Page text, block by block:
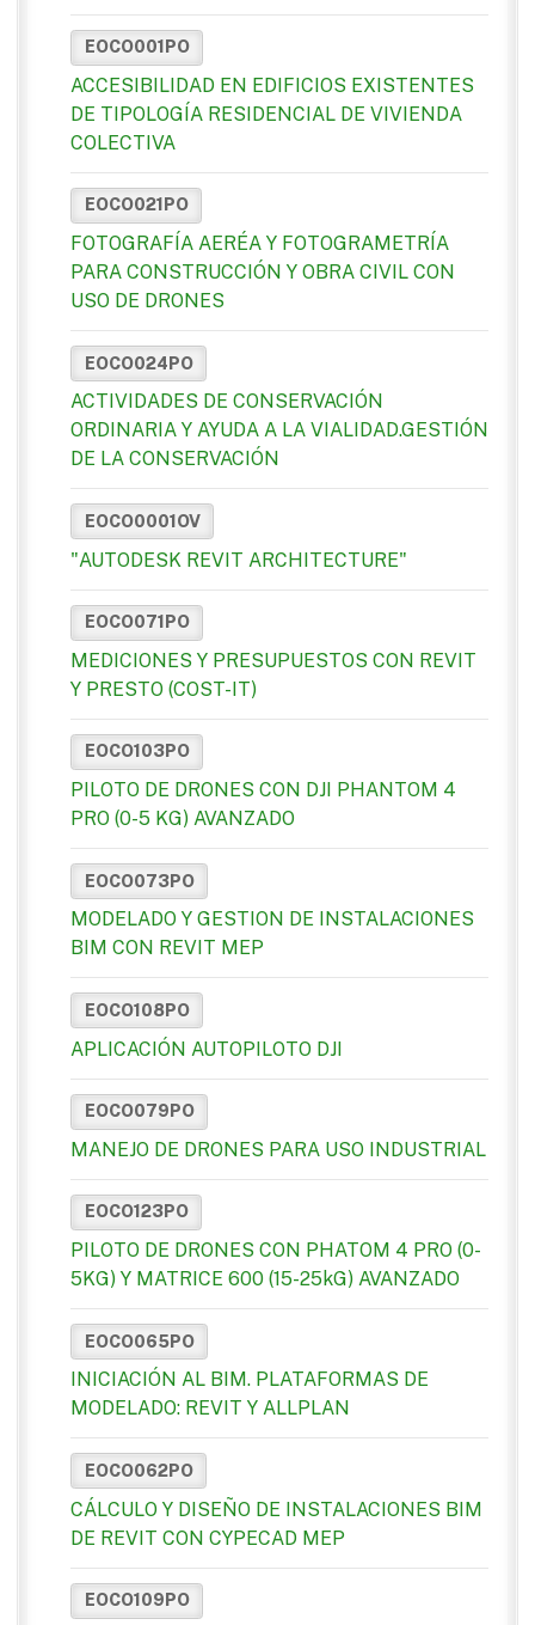
EOCO001PO
ACCESIBILIDAD EN EDIFICIOS EXISTENTES
DE TIPOLOGÍA RESIDENCIAL DE VIVIENDA
COLECTIVA
EOCO021PO
FOTOGRAFÍA AERÉA Y FOTOGRAMETRÍA
PARA CONSTRUCCIÓN Y OBRA CIVIL CON
USO DE DRONES
EOCO024PO
ACTIVIDADES DE CONSERVACIÓN
ORDINARIA Y AYUDA A LA VIALIDAD.GESTIÓN
DE LA CONSERVACIÓN
EOCO0001OV
"AUTODESK REVIT ARCHITECTURE"
EOCO071PO
MEDICIONES Y PRESUPUESTOS CON REVIT
Y PRESTO (COST-IT)
EOCO103PO
PILOTO DE DRONES CON DJI PHANTOM 4
PRO (0-5 KG) AVANZADO
EOCO073PO
MODELADO Y GESTION DE INSTALACIONES
BIM CON REVIT MEP
EOCO108PO
APLICACIÓN AUTOPILOTO DJI
EOCO079PO
MANEJO DE DRONES PARA USO INDUSTRIAL
EOCO123PO
PILOTO DE DRONES CON PHATOM 4 PRO (0-
5KG) Y MATRICE 600 (15-25kG) AVANZADO
EOCO065PO
INICIACIÓN AL BIM. PLATAFORMAS DE
MODELADO: REVIT Y ALLPLAN
EOCO062PO
CÁLCULO Y DISEÑO DE INSTALACIONES BIM
DE REVIT CON CYPECAD MEP
EOCO109PO